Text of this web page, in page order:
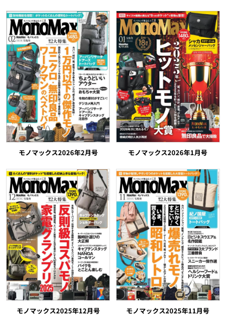
モノマックス2026年2月号 モノマックス2026年1月号
モノマックス2025年12月号 モノマックス2025年11月号